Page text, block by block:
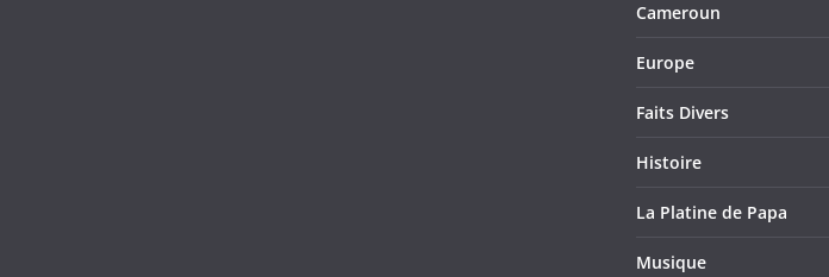
Cameroun
Europe
Faits Divers
Histoire
La Platine de Papa
Musique